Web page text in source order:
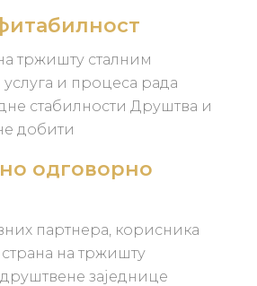
тржишту сталним
и процеса рада
стабилности Друштва и
добити
одговорно
партнера, корисника
страна на тржишту
заједнице